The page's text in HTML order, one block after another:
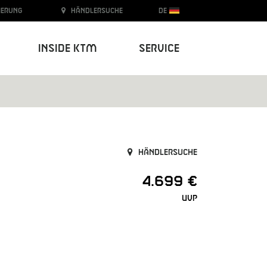
Inside KTM Service
Händlersuche DE
Händlersuche
4.699 €
UVP